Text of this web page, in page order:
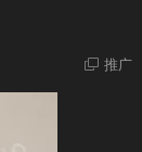
推广